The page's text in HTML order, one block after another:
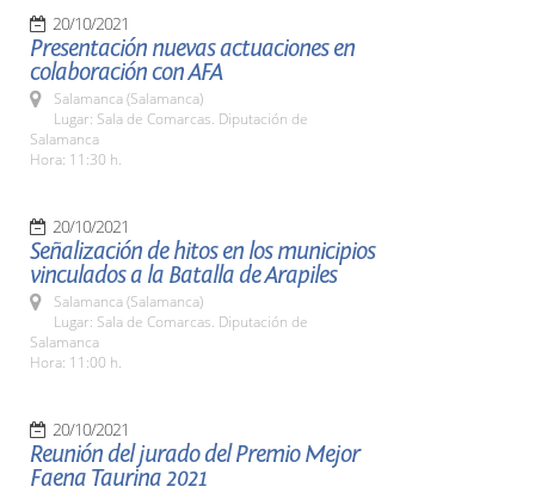
20/10/2021
Presentación nuevas actuaciones en
colaboración con AFA
Salamanca (Salamanca)
Lugar: Sala de Comarcas. Diputación de
Salamanca
Hora: 11:30 h.
20/10/2021
Señalización de hitos en los municipios
vinculados a la Batalla de Arapiles
Salamanca (Salamanca)
Lugar: Sala de Comarcas. Diputación de
Salamanca
Hora: 11:00 h.
20/10/2021
Reunión del jurado del Premio Mejor
Faena Taurina 2021